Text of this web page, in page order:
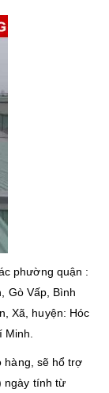
phường quận :
Gò Vấp, Bình
Xã, huyện: Hóc
hàng, sẽ hổ trợ
ngày tính từ